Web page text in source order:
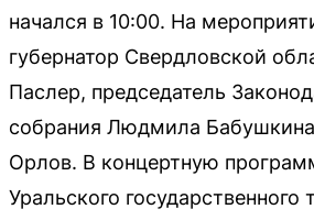
начался в 10:00. На
губернатор Свердловской
Паслер, председатель
собрания Людмила
Орлов. В концертную
Уральского государственного